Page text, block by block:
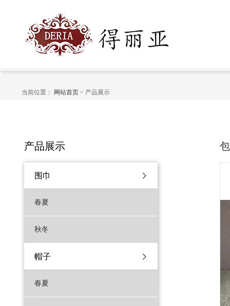
当前位置： 网站首页 > 产品展示
产品展示
围巾
春夏
秋冬
帽子
春夏